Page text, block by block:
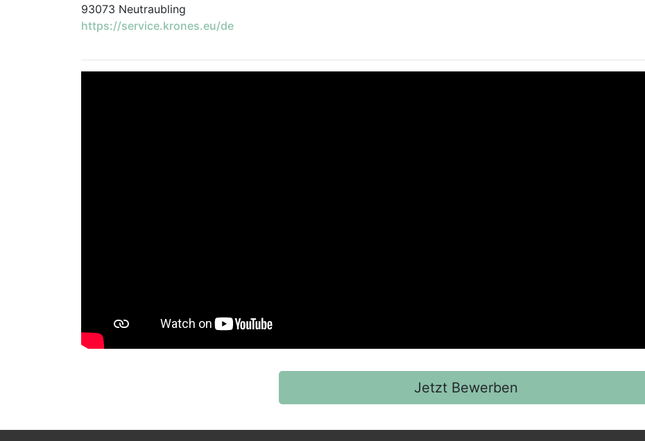
93073 Neutraubling
https://service.krones.eu/de
Jetzt Bewerben